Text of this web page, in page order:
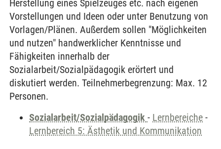
Herstellung eines Spielzeuges etc. nach eigenen
Vorstellungen und Ideen oder unter Benutzung von
Vorlagen/Plänen. Außerdem sollen "Möglichkeiten
und nutzen" handwerklicher Kenntnisse und
Fähigkeiten innerhalb der
Sozialarbeit/Sozialpädagogik erörtert und
diskutiert werden. Teilnehmerbegrenzung: Max. 12
Personen.
Sozialarbeit/Sozialpädagogik - Lernbereiche -
Lernbereich 5: Ästhetik und Kommunikation